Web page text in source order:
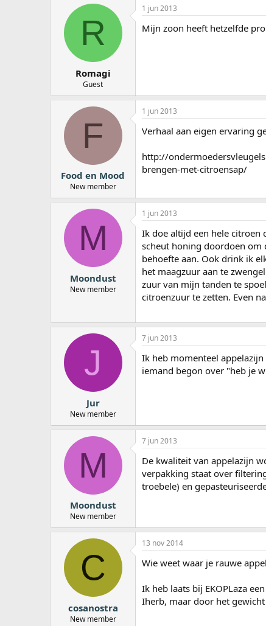
R
Romagi
Guest
1 jun 2013
Mijn zoon heeft hetzelfde
F
Food en Mood
New member
1 jun 2013
Verhaal aan eigen ervaring
http://
brengen-met-citroensap/
M
Moondust
New member
1 jun 2013
Ik doe altijd een hele citroen
scheut honing doordoen om
behoefte aan. Ook drink ik
het maagzuur aan te
zuur van mijn tanden te
citroenzuur te zetten. Even
J
Jur
New member
7 jun 2013
Ik heb momenteel
iemand begon over "heb je
M
Moondust
New member
7 jun 2013
De kwaliteit van appelazijn
verpakking staat over
troebele) en
C
cosanostra
New member
13 nov 2014
Wie weet waar je rauwe
Ik heb laats bij EKOPLaza
Iherb, maar door het